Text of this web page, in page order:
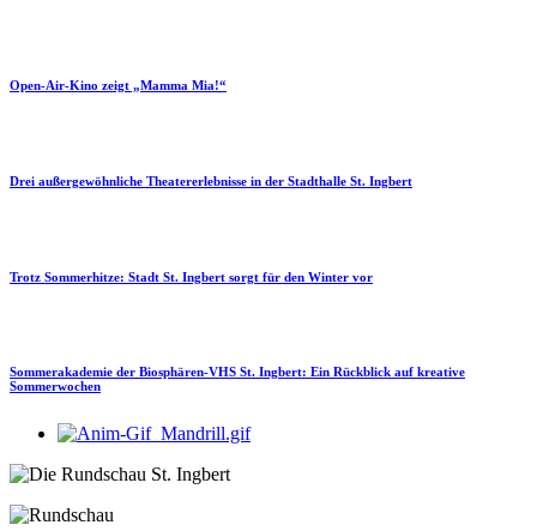
Open-Air-Kino zeigt „Mamma Mia!“
Drei außergewöhnliche Theatererlebnisse in der Stadthalle St. Ingbert
Trotz Sommerhitze: Stadt St. Ingbert sorgt für den Winter vor
Sommerakademie der Biosphären-VHS St. Ingbert: Ein Rückblick auf kreative
Sommerwochen